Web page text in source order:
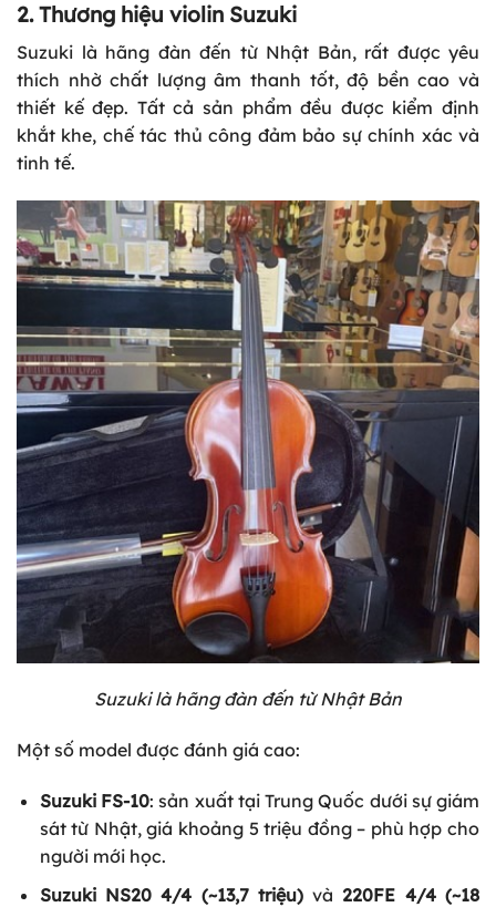
2. Thương hiệu violin Suzuki
Suzuki là hãng đàn đến từ Nhật Bản, rất được yêu
thích nhờ chất lượng âm thanh tốt, độ bền cao và
thiết kế đẹp. Tất cả sản phẩm đều được kiểm định
khắt khe, chế tác thủ công đảm bảo sự chính xác và
tinh tế.
Suzuki là hãng đàn đến từ Nhật Bản
Một số model được đánh giá cao:
Suzuki FS-10: sản xuất tại Trung Quốc dưới sự giám
sát từ Nhật, giá khoảng 5 triệu đồng – phù hợp cho
người mới học.
Suzuki NS20 4/4 (~13,7 triệu)và 220FE 4/4 (~18